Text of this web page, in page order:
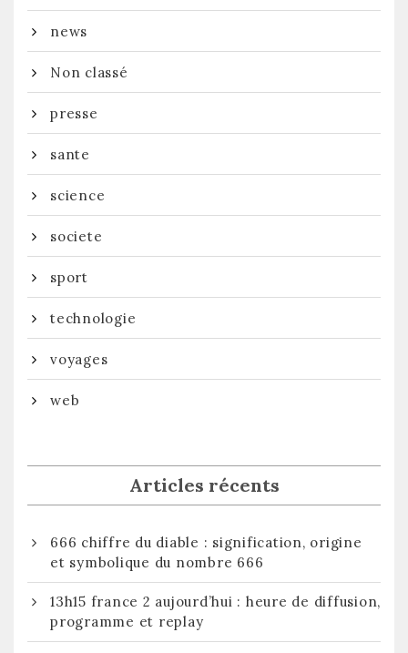
news
Non classé
presse
sante
science
societe
sport
technologie
voyages
web
Articles récents
666 chiffre du diable : signification, origine
et symbolique du nombre 666
13h15 france 2 aujourd’hui : heure de diffusion,
programme et replay